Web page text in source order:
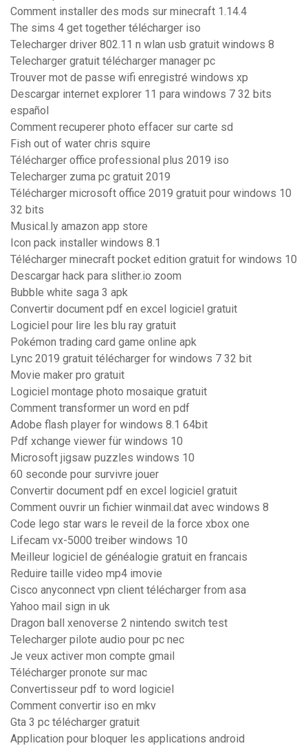
Comment installer des mods sur minecraft 1.14.4
The sims 4 get together télécharger iso
Telecharger driver 802.11 n wlan usb gratuit windows 8
Telecharger gratuit télécharger manager pc
Trouver mot de passe wifi enregistré windows xp
Descargar internet explorer 11 para windows 7 32 bits
español
Comment recuperer photo effacer sur carte sd
Fish out of water chris squire
Télécharger office professional plus 2019 iso
Telecharger zuma pc gratuit 2019
Télécharger microsoft office 2019 gratuit pour windows 10
32 bits
Musical.ly amazon app store
Icon pack installer windows 8.1
Télécharger minecraft pocket edition gratuit for windows 10
Descargar hack para slither.io zoom
Bubble white saga 3 apk
Convertir document pdf en excel logiciel gratuit
Logiciel pour lire les blu ray gratuit
Pokémon trading card game online apk
Lync 2019 gratuit télécharger for windows 7 32 bit
Movie maker pro gratuit
Logiciel montage photo mosaique gratuit
Comment transformer un word en pdf
Adobe flash player for windows 8.1 64bit
Pdf xchange viewer für windows 10
Microsoft jigsaw puzzles windows 10
60 seconde pour survivre jouer
Convertir document pdf en excel logiciel gratuit
Comment ouvrir un fichier winmail.dat avec windows 8
Code lego star wars le reveil de la force xbox one
Lifecam vx-5000 treiber windows 10
Meilleur logiciel de généalogie gratuit en francais
Reduire taille video mp4 imovie
Cisco anyconnect vpn client télécharger from asa
Yahoo mail sign in uk
Dragon ball xenoverse 2 nintendo switch test
Telecharger pilote audio pour pc nec
Je veux activer mon compte gmail
Télécharger pronote sur mac
Convertisseur pdf to word logiciel
Comment convertir iso en mkv
Gta 3 pc télécharger gratuit
Application pour bloquer les applications android